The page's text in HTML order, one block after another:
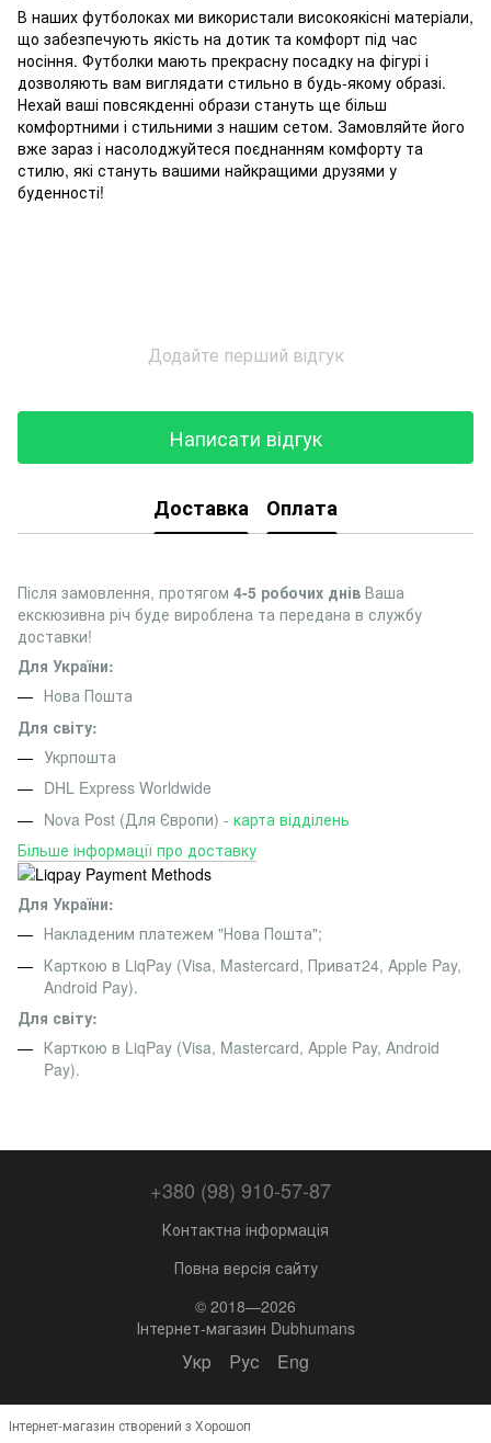
В наших футболоках ми використали високоякісні матеріали,
що забезпечують якість на дотик та комфорт під час
носіння. Футболки мають прекрасну посадку на фігурі і
дозволяють вам виглядати стильно в будь-якому образі.
Нехай ваші повсякденні образи стануть ще більш
комфортними і стильними з нашим сетом. Замовляйте його
вже зараз і насолоджуйтеся поєднанням комфорту та
стилю, які стануть вашими найкращими друзями у
буденності!
Додайте перший відгук
Написати відгук
Доставка Оплата
Після замовлення, протягом 4-5 робочих днів Ваша
екскюзивна річ буде вироблена та передана в службу
доставки!
Для України:
Нова Пошта
Для світу:
Укрпошта
DHL Express Worldwide
Nova Post (Для Європи) - карта відділень
Більше інформації про доставку
Для України:
Накладеним платежем "Нова Пошта";
Карткою в LiqPay (Visa, Mastercard, Приват24, Apple Pay,
Android Pay).
Для світу:
Карткою в LiqPay (Visa, Mastercard, Apple Pay, Android
Pay).
+380 (98) 910-57-87
Контактна інформація
Повна версія сайту
© 2018—2026
Інтернет-магазин Dubhumans
Укр Рус Eng
Інтернет-магазин створений з Хорошоп